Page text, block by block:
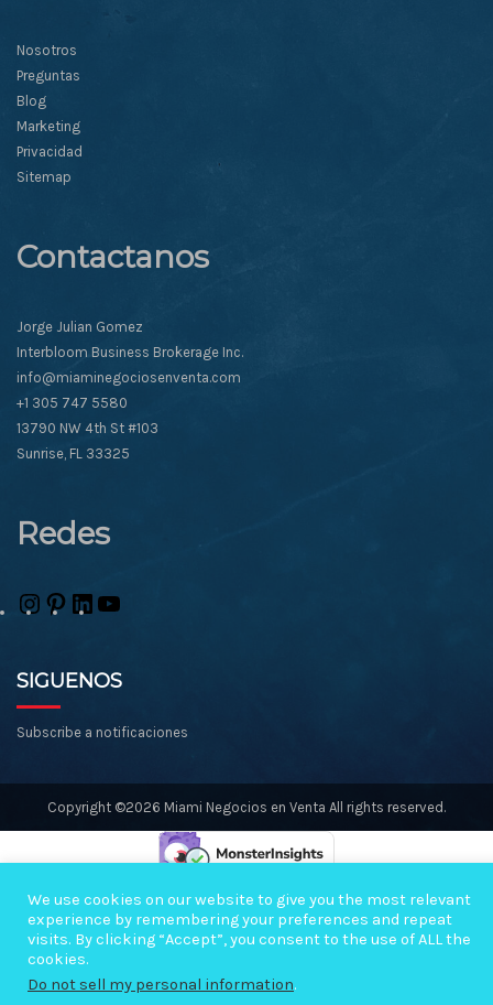
Nosotros
Preguntas
Blog
Marketing
Privacidad
Sitemap
Contactanos
Jorge Julian Gomez
Interbloom Business Brokerage Inc.
info@miaminegociosenventa.com
+1 305 747 5580
13790 NW 4th St #103
Sunrise, FL 33325
Redes
Instagram
PinterestLinkedIn
SIGUENOS
Subscribe a notificaciones
Copyright ©2026 Miami Negocios en Venta All rights reserved.
We use cookies on our website to give you the most relevant
experience by remembering your preferences and repeat
visits. By clicking “Accept”, you consent to the use of ALL the
cookies.
Do not sell my personal information.